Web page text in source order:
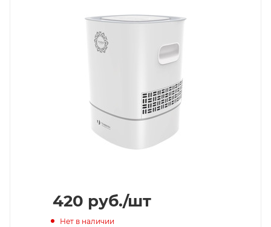
420 руб./шт
Нет в наличии